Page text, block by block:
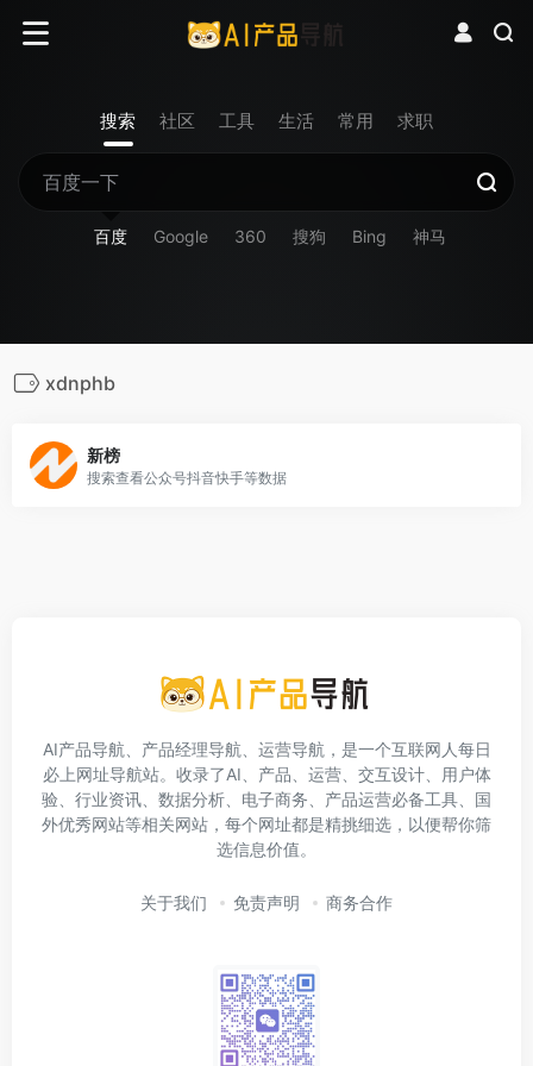
搜索 社区 工具 生活 常用 求职
百度 Google 360 搜狗 Bing 神马
xdnphb
新榜
搜索查看公众号抖音快手等数据
AI产品导航、产品经理导航、运营导航，是一个互联网人每日
必上网址导航站。收录了AI、产品、运营、交互设计、用户体
验、行业资讯、数据分析、电子商务、产品运营必备工具、国
外优秀网站等相关网站，每个网址都是精挑细选，以便帮你筛
选信息价值。
关于我们 免责声明 商务合作